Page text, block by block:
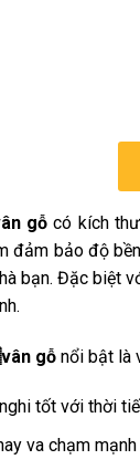
gỗcó kích
đảm bảo độ
bạn. Đặc biệt
gỗ nổi bật là
tốt với thời
va chạm